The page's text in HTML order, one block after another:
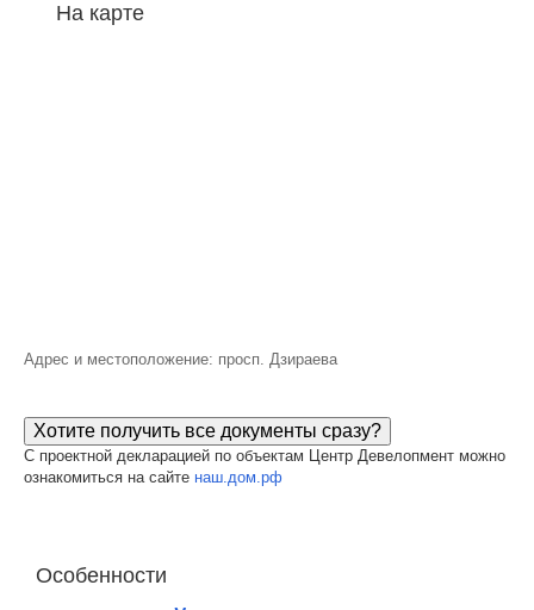
На карте
Адрес и местоположение: просп. Дзираева
Хотите получить все документы сразу?
С проектной декларацией по объектам Центр Девелопмент можно
ознакомиться на сайте наш.дом.рф
Особенности